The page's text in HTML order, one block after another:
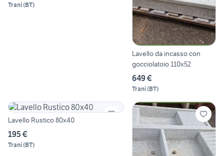
Trani(BT)
Lavello da incasso con
gocciolatoio 110x52
649 €
Trani(BT)
Lavello Rustico 80x40
195 €
Trani(BT)